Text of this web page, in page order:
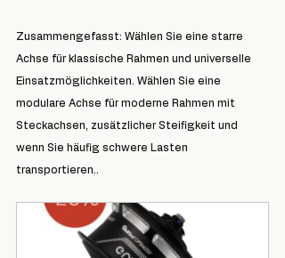
Zusammengefasst: Wählen Sie eine starre
Achse für klassische Rahmen und universelle
Einsatzmöglichkeiten. Wählen Sie eine
modulare Achse für moderne Rahmen mit
Steckachsen, zusätzlicher Steifigkeit und
wenn Sie häufig schwere Lasten
transportieren..